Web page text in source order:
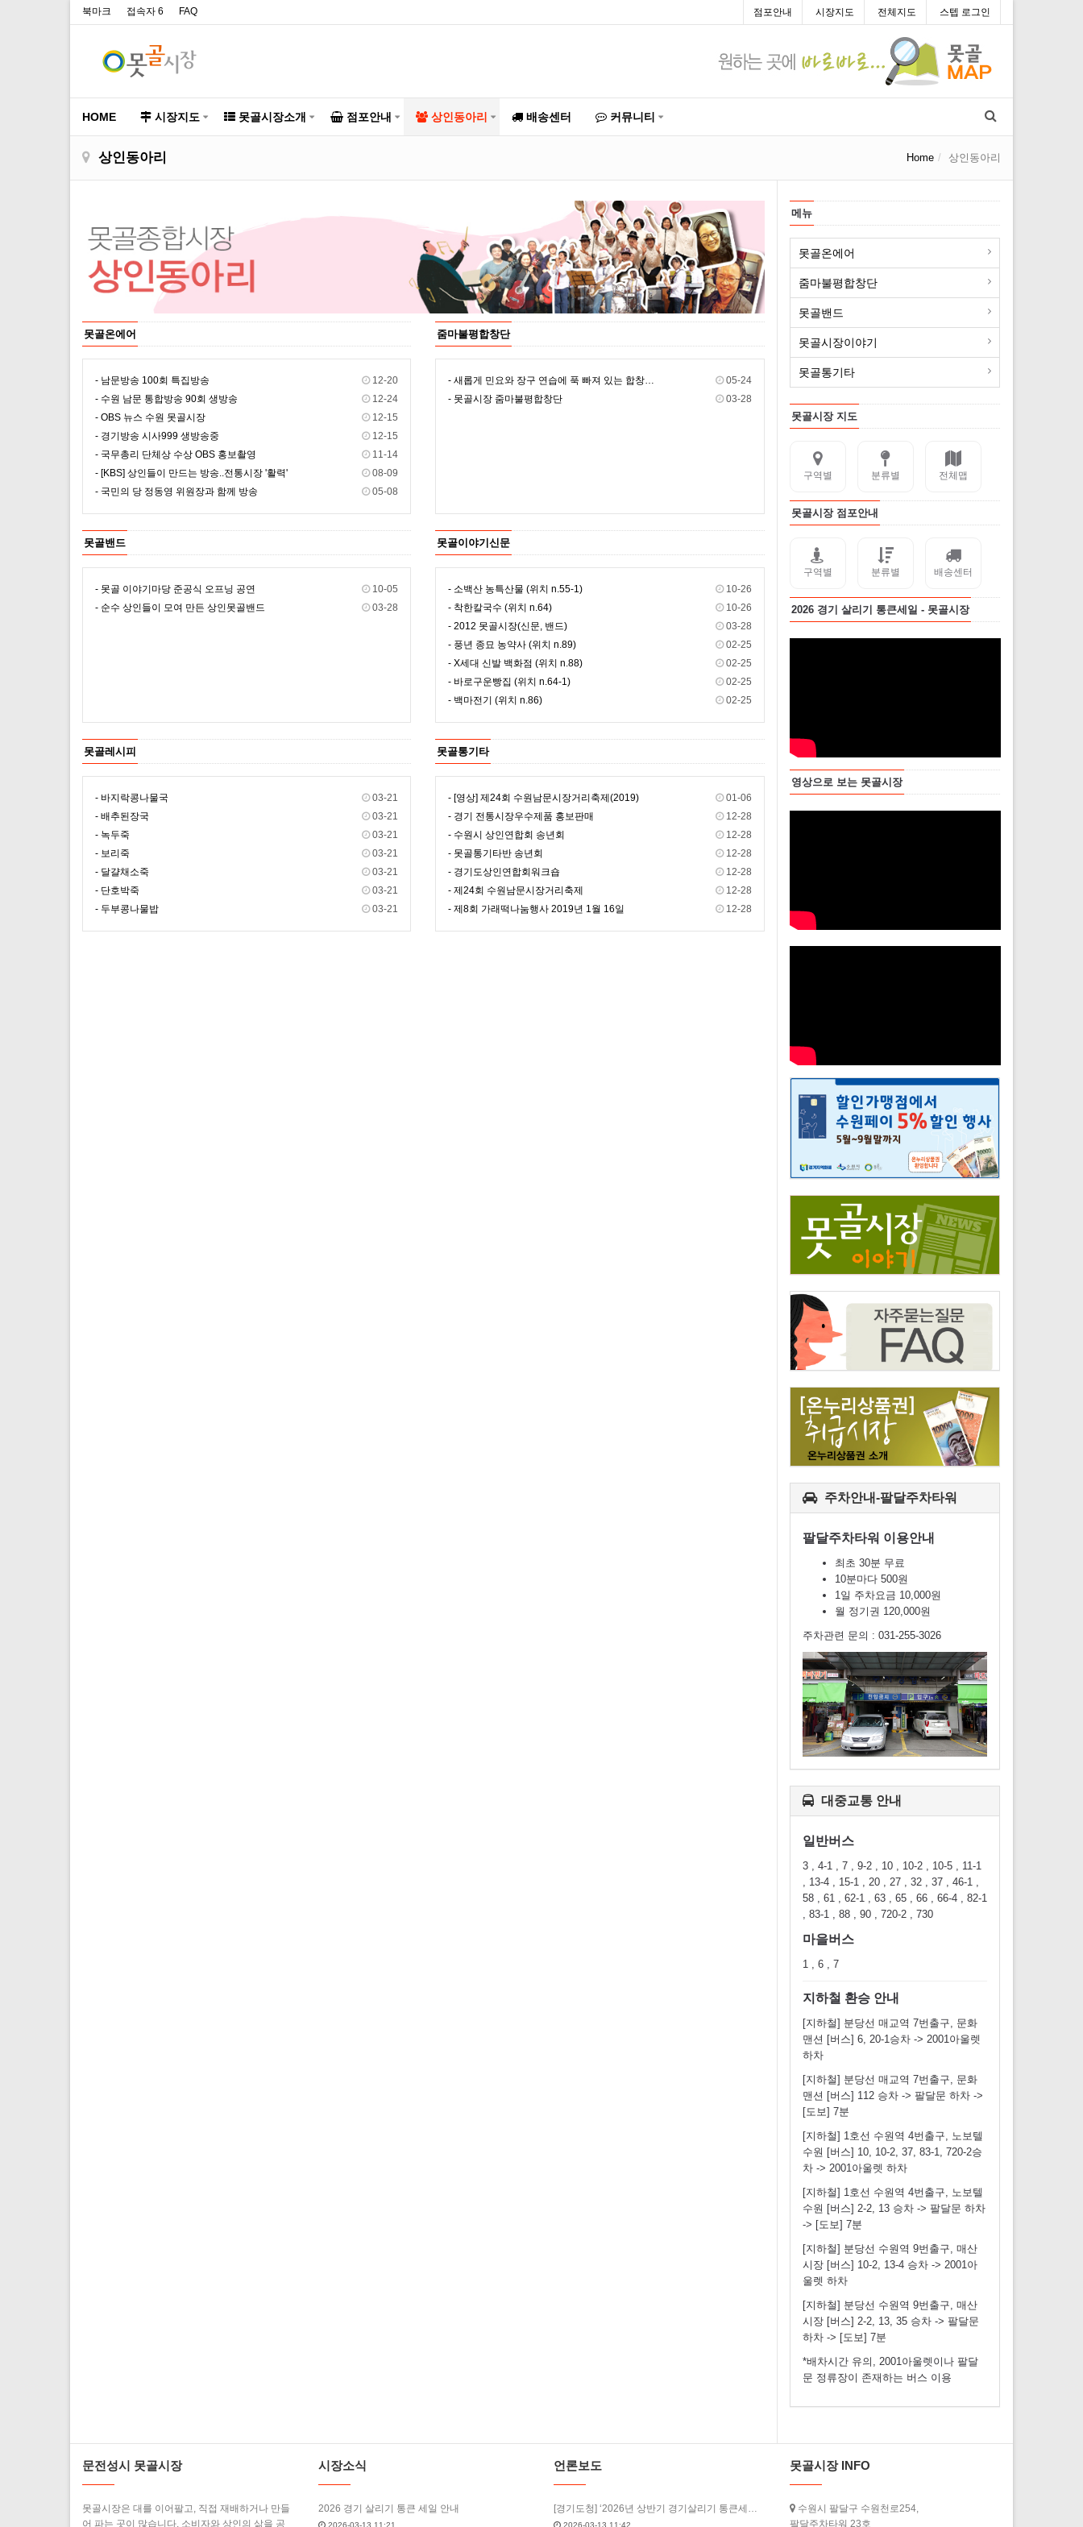
북마크 접속자 6 FAQ 점포안내 시장지도 전체지도 스텝 로그인
HOME 시장지도 못골시장소개 점포안내 상인동아리 배송센터 커뮤니티
상인동아리 Home 상인동아리
못골온에어
- 남문방송 100회 특집방송
12-20
- 수원 남문 통합방송 90회 생방송
12-24
- OBS 뉴스 수원 못골시장
12-15
- 경기방송 시사999 생방송중
12-15
- 국무총리 단체상 수상 OBS 홍보촬영
11-14
- [KBS] 상인들이 만드는 방송..전통시장 '활력'
08-09
- 국민의 당 정동영 위원장과 함께 방송
05-08
줌마불평합창단
05-24
- 못골시장 줌마불평합창단
03-28
못골밴드
- 못골 이야기마당 준공식 오프닝 공연
10-05
- 순수 상인들이 모여 만든 상인못골밴드
03-28
못골이야기신문
- 소백산 농특산물 (위치 n.55-1)
10-26
- 착한칼국수 (위치 n.64)
10-26
- 2012 못골시장(신문, 밴드)
03-28
- 풍년 종묘 농약사 (위치 n.89)
02-25
- X세대 신발 백화점 (위치 n.88)
02-25
- 바로구운빵집 (위치 n.64-1)
02-25
- 백마전기 (위치 n.86)
02-25
못골레시피
- 바지락콩나물국
03-21
- 배추된장국
03-21
- 녹두죽
03-21
- 보리죽
03-21
- 달걀채소죽
03-21
- 단호박죽
03-21
- 두부콩나물밥
03-21
못골통기타
- [영상] 제24회 수원남문시장거리축제(2019)
01-06
- 경기 전통시장우수제품 홍보판매
12-28
- 수원시 상인연합회 송년회
12-28
- 못골통기타반 송년회
12-28
- 경기도상인연합회워크숍
12-28
- 제24회 수원남문시장거리축제
12-28
- 제8회 가래떡나눔행사 2019년 1월 16일
12-28
메뉴
못골온에어
줌마불평합창단
못골밴드
못골시장이야기
못골통기타
못골시장 지도
구역별 분류별 전체맵
못골시장 점포안내
구역별 분류별 배송센터
2026 경기 살리기 통큰세일 - 못골시장
영상으로 보는 못골시장
주차안내-팔달주차타워
팔달주차타워 이용안내
최초 30분 무료
10분마다 500원
1일 주차요금 10,000원
월 정기권 120,000원
주차관련 문의 : 031-255-3026
대중교통 안내
일반버스
3 , 4-1 , 7 , 9-2 , 10 , 10-2 , 10-5 , 11-1
, 13-4 , 15-1 , 20 , 27 , 32 , 37 , 46-1 ,
58 , 61 , 62-1 , 63 , 65 , 66 , 66-4 , 82-1
, 83-1 , 88 , 90 , 720-2 , 730
마을버스
1 , 6 , 7
지하철 환승 안내
[지하철] 분당선 매교역 7번출구, 문화
맨션 [버스] 6, 20-1승차 -> 2001아울렛
하차
[지하철] 분당선 매교역 7번출구, 문화
맨션 [버스] 112 승차 -> 팔달문 하차 ->
[도보] 7분
[지하철] 1호선 수원역 4번출구, 노보텔
수원 [버스] 10, 10-2, 37, 83-1, 720-2승
차 -> 2001아울렛 하차
[지하철] 1호선 수원역 4번출구, 노보텔
수원 [버스] 2-2, 13 승차 -> 팔달문 하차
-> [도보] 7분
[지하철] 분당선 수원역 9번출구, 매산
시장 [버스] 10-2, 13-4 승차 -> 2001아
울렛 하차
[지하철] 분당선 수원역 9번출구, 매산
시장 [버스] 2-2, 13, 35 승차 -> 팔달문
하차 -> [도보] 7분
*배차시간 유의, 2001아울렛이나 팔달
문 정류장이 존재하는 버스 이용
문전성시 못골시장
못골시장은 대를 이어팔고, 직접 재배하거나 만들
어 파는 곳이 많습니다. 소비자와 상인의 삶을 공
시장소식
2026 경기 살리기 통큰 세일 안내
2026-03-13 11:21
언론보도
2026-03-13 11:42
못골시장 INFO
수원시 팔달구 수원천로254,
팔달주차타워 23호